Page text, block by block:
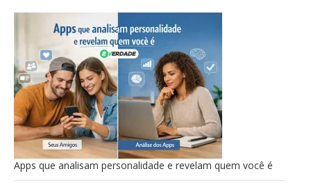
Apps que analisam personalidade e revelam quem você é